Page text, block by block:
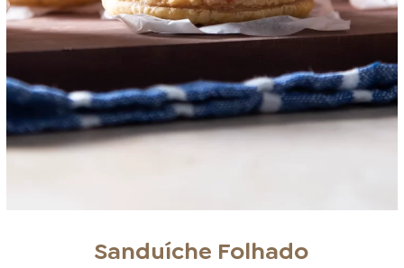
Sanduíche Folhado